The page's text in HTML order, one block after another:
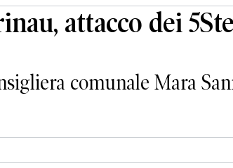
attacco dei
comunale Mara